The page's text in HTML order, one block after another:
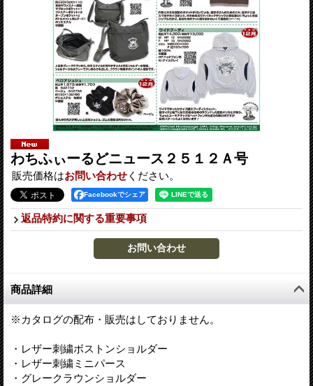
わちふぃーるどニュース２５１２Ａ号
販売価格はお問い合わせ ください。
Facebookでシェア
返品特約に関する重要事項
商品詳細
※カタログの配布・販売はしておりません。
・レザー刺繍ボストンショルダー
・レザー刺繍ミニパース
・グレークラウンショルダー